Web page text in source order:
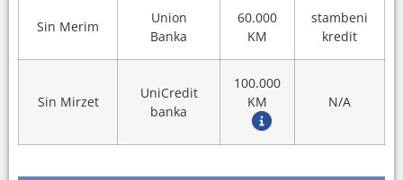
Sin Merim
Union
Banka
60.000
KM
stambeni
kredit
Sin Mirzet
UniCredit
banka
100.000
KM
N/A